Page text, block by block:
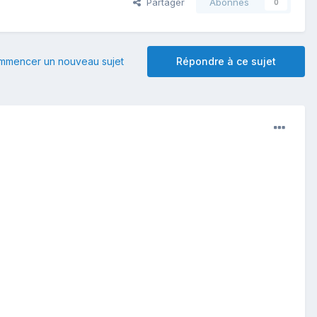
0
Répondre à ce sujet
un nouveau sujet